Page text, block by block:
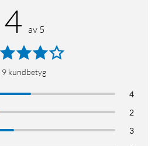
4 av 5
9 kundbetyg
4
2
3